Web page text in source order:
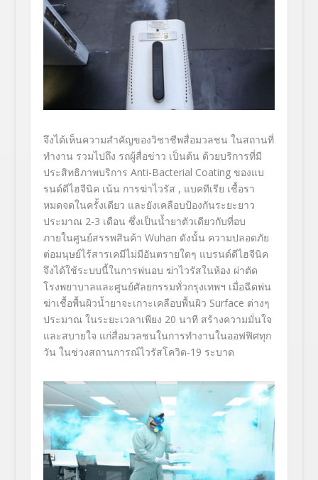
จึงได้เห็นความสำคัญของวิชาชีพสื่อมวลชน ในสถานที่
ทำงาน รวมไปถึง รถผู้สื่อข่าว เป็นต้น ด้วยบริการที่มี
ประสิทธิภาพบริการ Anti-Bacterial Coating ของแบ
รนด์ดีไฮจีนิค เน้น การฆ่าไวรัส , แบคทีเรีย เชื้อรา
หมดจดในครั้งเดียว และยังเคลือบป้องกันระยะยาว
ประมาณ 2-3 เดือน ซึ่งเป็นน้ำยาตัวเดียวกับที่อบ
ภายในศูนย์สรรพสินค้า Wuhan ดังนั้น ความปลอดภัย
ต่อมนุษย์ไร้สารเคมีไม่มีอันตรายใดๆ แบรนด์ดีไฮจีนิค
จึงได้ใช้ระบบนี้ในการพ่นอบ ฆ่าไวรัสในห้อง ผ่าตัด
โรงพยาบาลและศูนย์ศัลยกรรมทั่วกรุงเทพฯ เมื่อฉีดพ่น
ฆ่าเชื้อพื้นผิวน้ำยาจะเกาะเคลือบพื้นผิว Surface ต่างๆ
ประมาณ ในระยะเวลาเพียง 20 นาที สร้างความมั่นใจ
และสบายใจ แก่สื่อมวลชนในการทำงานในออฟฟิศทุก
วัน ในช่วงสถานการณ์ไวรัสโควิด-19 ระบาด